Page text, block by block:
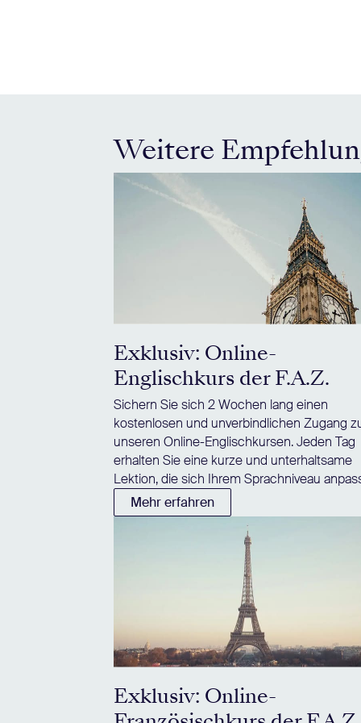
Weitere
Exklusiv: Online-
Englischkurs der F.A.Z.
Sichern Sie sich 2 Wochen lang einen
kostenlosen und unverbindlichen Zugang
unseren Online-Englischkursen. Jeden Tag
erhalten Sie eine kurze und unterhaltsame
Lektion, die sich Ihrem Sprachniveau
Mehr erfahren
Exklusiv: Online-